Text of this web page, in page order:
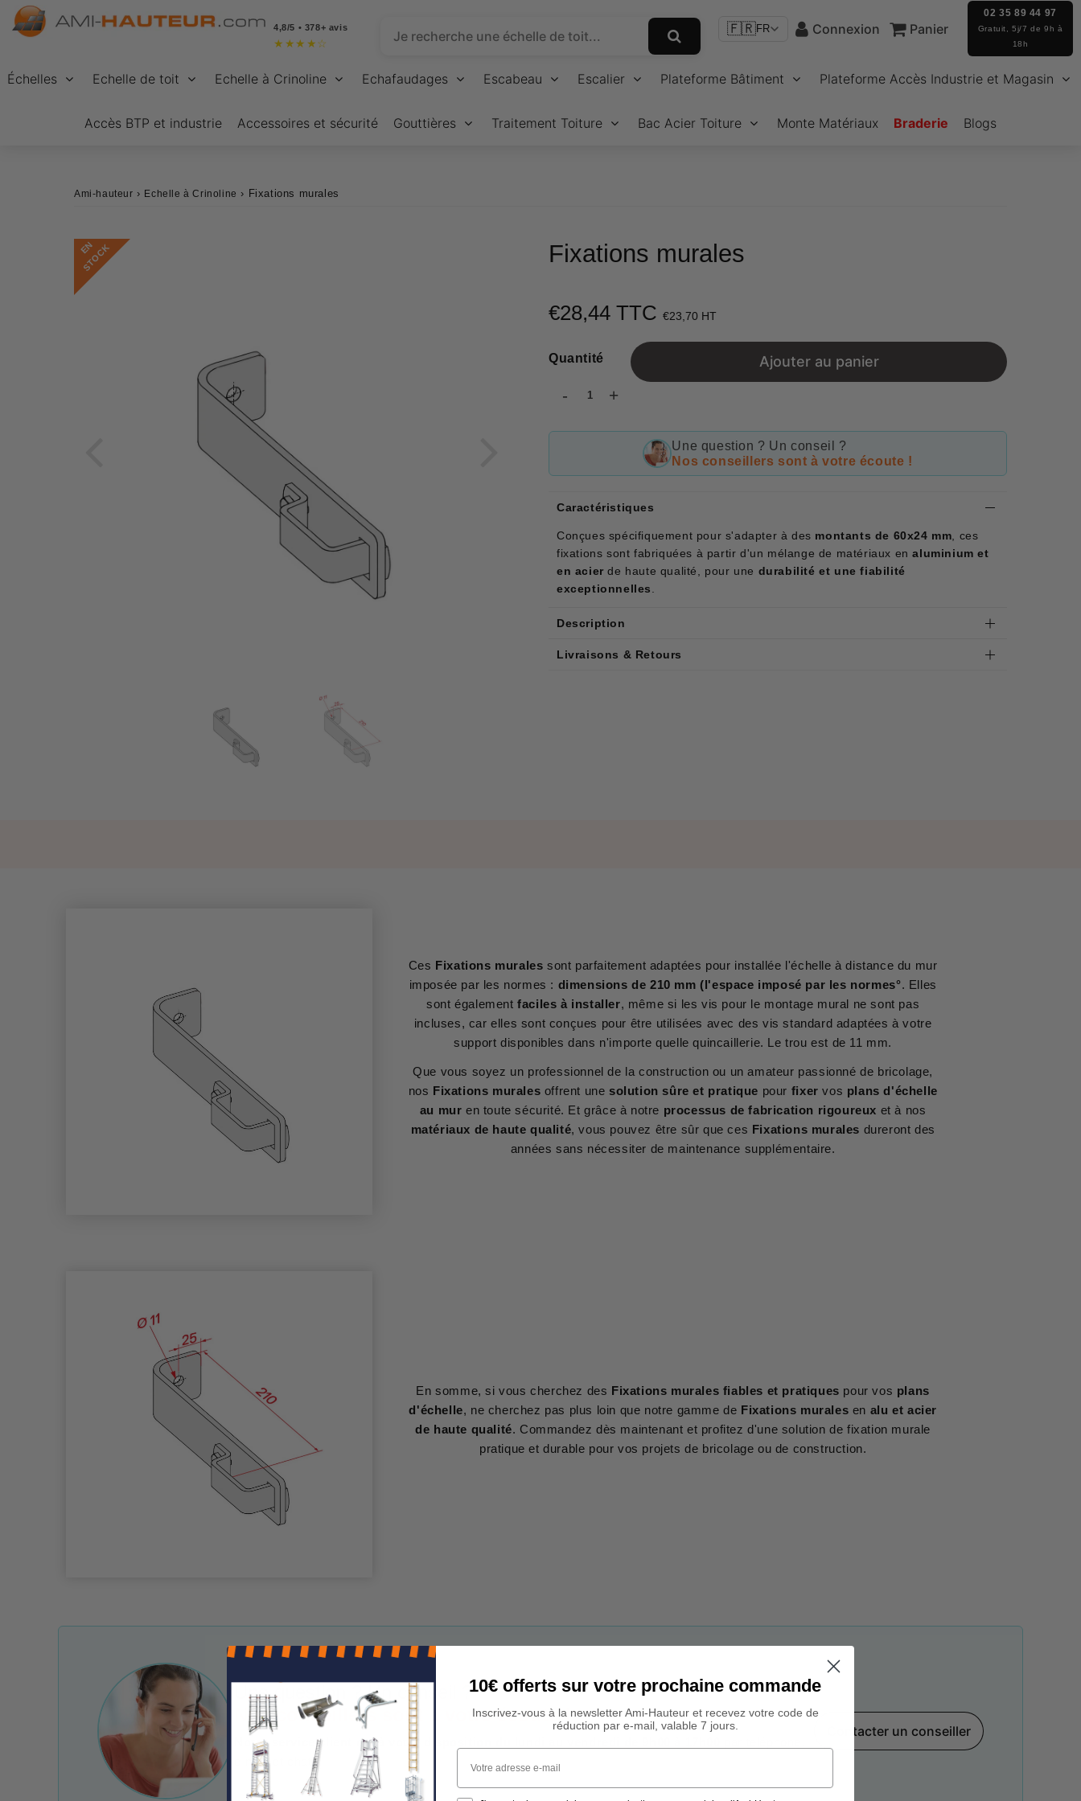
4,8/5 • 378+ avis
★ ★ ★ ★ ☆
🇫🇷FR Connexion Panier
02 35 89 44 97
Gratuit, 5j/7 de 9h à
18h
Échelles Echelle de toit Echelle à Crinoline Echafaudages Escabeau Escalier Plateforme Bâtiment Plateforme Accès Industrie et Magasin
Accès BTP et industrie Accessoires et sécurité Gouttières Traitement Toiture Bac Acier Toiture Monte Matériaux Braderie Blogs
Ami-hauteur › Echelle à Crinoline › Fixations murales
E
N
S
T
O
C
K Fixations murales
€28,44 TTC €23,70 HT
Quantité
- +
Ajouter au panier
Une question ? Un conseil ?
Nos conseillers sont à votre écoute !
Caractéristiques
Conçues spécifiquement pour s'adapter à des montants de 60x24 mm , ces
fixations sont fabriquées à partir d'un mélange de matériaux enaluminium et
en acier de haute qualité, pour une durabilité et une fiabilité
exceptionnelles
Description
Livraisons & Retours
Ces Fixations murales sont parfaitement adaptées pour installée l'échelle à distance du mur
imposée par les normes : dimensions de 210 mm (l'espace imposé par les normes°. Elles
sont égalementfaciles à installer, même si les vis pour le montage mural ne sont pas
incluses, car elles sont conçues pour être utilisées avec des vis standard adaptées à votre
support disponibles dans n'importe quelle quincaillerie. Le trou est de 11 mm.
Que vous soyez un professionnel de la construction ou un amateur passionné de bricolage,
nos Fixations murales offrent une solution sûre et pratique pour fixer vos plans d'échelle
au mur en toute sécurité. Et grâce à notre processus de fabrication rigoureux et à nos
matériaux de haute qualité, vous pouvez être sûr que ces Fixations murales dureront des
années sans nécessiter de maintenance supplémentaire.
En somme, si vous cherchez des Fixations murales fiables et pratiques pour vos plans
d'échelle, ne cherchez pas plus loin que notre gamme de Fixations murales en alu et acier
de haute qualité. Commandez dès maintenant et profitez d'une solution de fixation murale
pratique et durable pour vos projets de bricolage ou de construction.
Une question ? Un conseil ?
Nos conseillers sont à votre écoute !
Notre service client est à votre disposition du lundi au vendredi de 9h00 à 17h00
e-mail et chat.
Contacter un conseiller
10€ offerts sur votre prochaine commande
Inscrivez-vous à la newsletter Ami-Hauteur et recevez votre code de
réduction par e-mail, valable 7 jours.
Votre adresse e-mail